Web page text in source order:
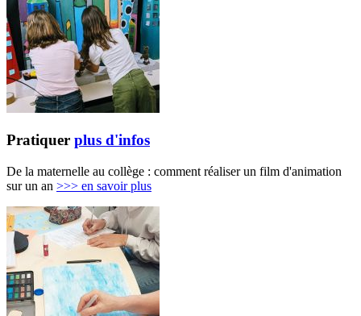
Pratiquer plus d'infos
De la maternelle au collège : comment réaliser un film d'animation
sur un an >>> en savoir plus